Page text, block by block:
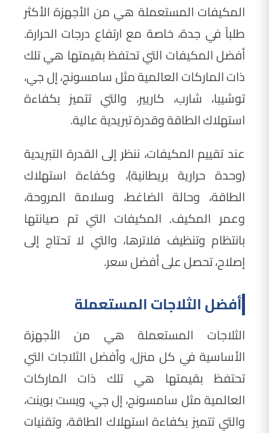
المكيفات المستعملة هي من الأجهزة الأكثر
طلباً في جدة، خاصة مع ارتفاع درجات الحرارة.
أفضل المكيفات التي تحتفظ بقيمتها هي تلك
ذات الماركات العالمية مثل سامسونج، إل جي،
توشيبا، شارب، كاريير، والتي تتميز بكفاءة
استهلاك الطاقة وقدرة تبريدية عالية.
عند تقييم المكيفات، ننظر إلى القدرة التبريدية
(وحدة حرارية بريطانية)، وكفاءة استهلاك
الطاقة، وحالة الضاغط، وسلامة المروحة،
وعمر المكيف. المكيفات التي تم صيانتها
بانتظام وتنظيف فلاترها، والتي لا تحتاج إلى
إصلاح، تحصل على أفضل سعر.
أفضل الثلاجات المستعملة
الثلاجات المستعملة هي من الأجهزة
الأساسية في كل منزل، وأفضل الثلاجات التي
تحتفظ بقيمتها هي تلك ذات الماركات
العالمية مثل سامسونج، إل جي، ويست بوينت،
والتي تتميز بكفاءة استهلاك الطاقة، وتقنيات